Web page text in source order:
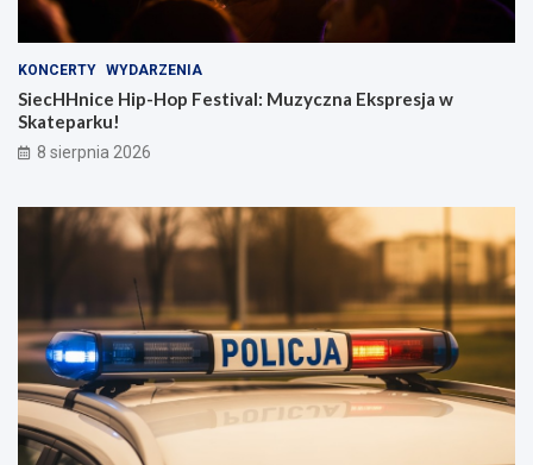
KONCERTY WYDARZENIA
SiecHHnice Hip-Hop Festival: Muzyczna Ekspresja w
Skateparku!
8 sierpnia 2026